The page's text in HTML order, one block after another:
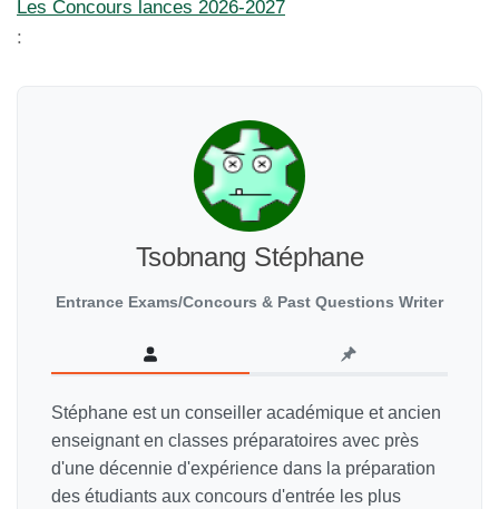
Les Concours lances 2026-2027
:
Tsobnang Stéphane
Entrance Exams/Concours & Past Questions Writer
Stéphane est un conseiller académique et ancien
enseignant en classes préparatoires avec près
d'une décennie d'expérience dans la préparation
des étudiants aux concours d'entrée les plus